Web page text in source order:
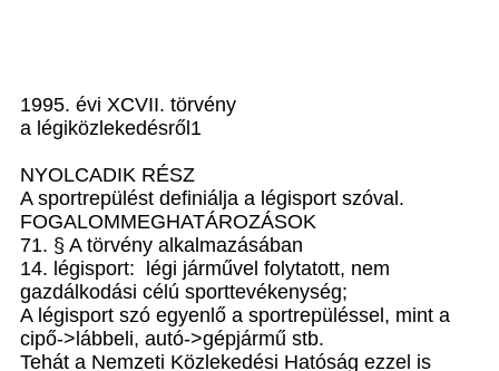
1995. évi XCVII. törvény
a légiközlekedésről1
NYOLCADIK RÉSZ
A sportrepülést definiálja a légisport szóval.
FOGALOMMEGHATÁROZÁSOK
71. § A törvény alkalmazásában
14. légisport: légi járművel folytatott, nem
gazdálkodási célú sporttevékenység;
A légisport szó egyenlő a sportrepüléssel, mint a
cipő->lábbeli, autó->gépjármű stb.
Tehát a Nemzeti Közlekedési Hatóság ezzel is